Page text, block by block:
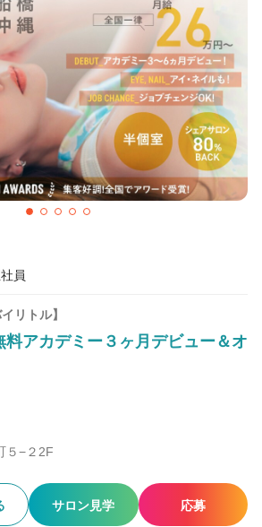
員
リトル】
料アカデミー３ヶ月デビュー＆オ
５−２2F
サロン見学 応募